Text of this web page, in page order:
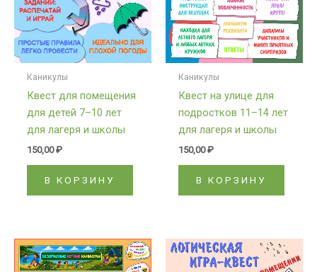
Каникулы
Квест для помещения
для детей 7–10 лет
для лагеря и школы
150,00₽
В КОРЗИНУ
Каникулы
Квест на улице для
подростков 11–14 лет
для лагеря и школы
150,00₽
В КОРЗИНУ